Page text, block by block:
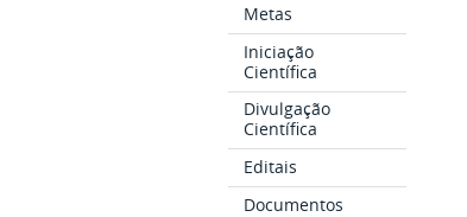
Metas
Iniciação
Científica
Divulgação
Científica
Editais
Documentos